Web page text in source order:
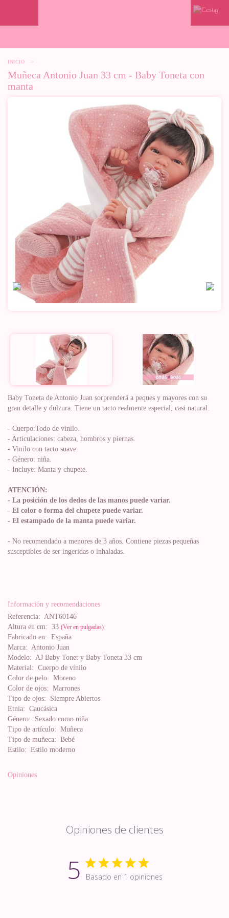
0
INICIO >
Muñeca Antonio Juan 33 cm - Baby Toneta con
manta
Baby Toneta de Antonio Juan sorprenderá a peques y mayores con su
gran detalle y dulzura. Tiene un tacto realmente especial, casi natural.
- Cuerpo:Todo de vinilo.
- Articulaciones: cabeza, hombros y piernas.
- Vinilo con tacto suave.
- Género: niña.
- Incluye: Manta y chupete.
ATENCIÓN:
- La posición de los dedos de las manos puede variar.
- El color o forma del chupete puede variar.
- El estampado de la manta puede variar.
- No recomendado a menores de 3 años. Contiene piezas pequeñas
susceptibles de ser ingeridas o inhaladas.
Información y recomendaciones
Referencia: ANT60146
Altura en cm: 33 (Ver en pulgadas)
Fabricado en: España
Marca: Antonio Juan
Modelo: AJ Baby Tonet y Baby Toneta 33 cm
Material: Cuerpo de vinilo
Color de pelo: Moreno
Color de ojos: Marrones
Tipo de ojos: Siempre Abiertos
Etnia: Caucásica
Género: Sexado como niña
Tipo de artículo: Muñeca
Tipo de muñeca: Bebé
Estilo: Estilo moderno
Opiniones
Opiniones de clientes
5 Basado en 1 opiniones